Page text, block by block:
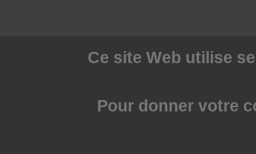
Ce site Web utilise
Pour donner votre